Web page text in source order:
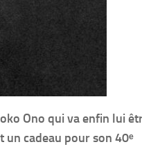
Ono qui va enfin lui
un cadeau pour son 40ᵉ